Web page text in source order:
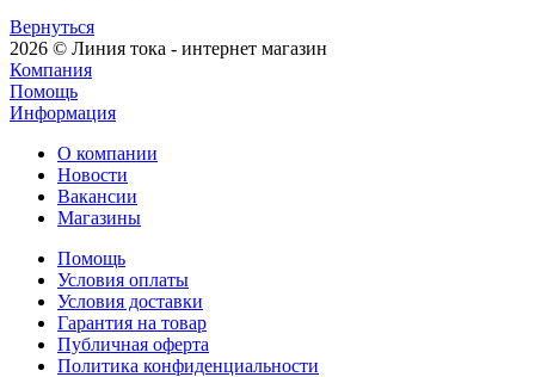
Вернуться
2026 © Линия тока - интернет магазин
Компания
Помощь
Информация
О компании
Новости
Вакансии
Магазины
Помощь
Условия оплаты
Условия доставки
Гарантия на товар
Публичная оферта
Политика конфиденциальности